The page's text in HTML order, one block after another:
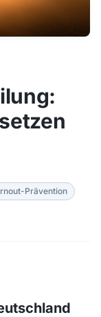
Prävention